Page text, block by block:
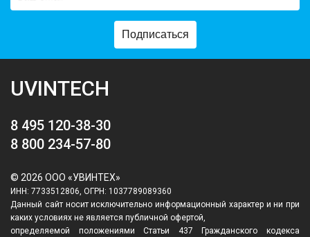
Подписаться
UVINTECH
8 495 120-38-30
8 800 234-57-80
© 2026 ООО «УВИНТЕХ»
ИНН: 7733512806, ОГРН: 1037789089360
Данный сайт носит исключительно информационный характер и ни при
каких условиях не является публичной офертой,
определяемой положениями Статьи 437 Гражданского кодекса